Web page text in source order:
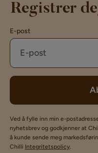
Registrer
E-post
Ved å fylle inn min e-
nyhetsbrev og godkjenner at
å kunde sende meg
Chilli Integritetspolicy.